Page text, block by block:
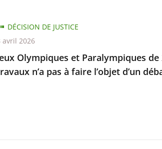
Olympiques et Paralympiques de
n’a pas à faire l’objet d’un
DÉCISION DE JUSTICE
avril 2026